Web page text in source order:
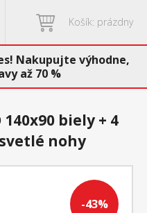
Košík: prázdny
Nakupujte výhodne,
až 70 %
-43%
biely + 4
nohy